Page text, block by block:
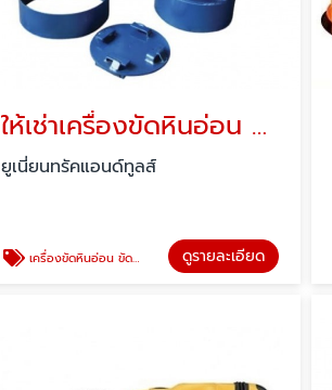
ให้เช่าเครื่องขัดหินอ่อน ขัดพื้นคอนกรีต -ปทุมธานี
ยูเนี่ยนทรัคแอนด์ทูลส์
เครื่องขัดหินอ่อน ขัดพื้นคอนกรีต ดูรายละเอียด